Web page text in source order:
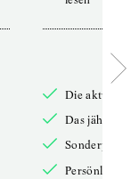
Die aktuelle
Das jährliche
Persönliches